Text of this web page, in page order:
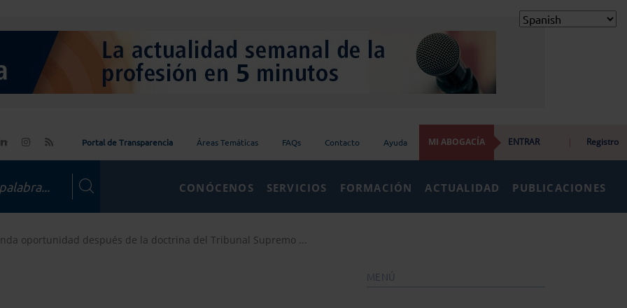
Portal de Transparencia Áreas Temáticas FAQs Contacto Ayuda MI ABOGACÍA ENTRAR | Registro
CONÓCENOS SERVICIOS FORMACIÓN ACTUALIDAD PUBLICACIONES
oportunidad después de la doctrina del Tribunal Supremo ...
MENÚ